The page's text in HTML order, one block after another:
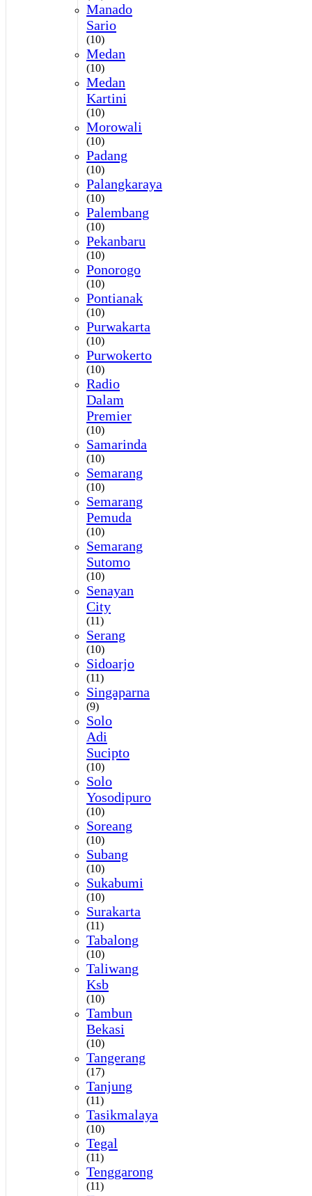
Manado
Sario
(10)
Medan
(10)
Medan
Kartini
(10)
Morowali
(10)
Padang
(10)
Palangkaraya
(10)
Palembang
(10)
Pekanbaru
(10)
Ponorogo
(10)
Pontianak
(10)
Purwakarta
(10)
Purwokerto
(10)
Radio
Dalam
Premier
(10)
Samarinda
(10)
Semarang
(10)
Semarang
Pemuda
(10)
Semarang
Sutomo
(10)
Senayan
City
(11)
Serang
(10)
Sidoarjo
(11)
Singaparna
(9)
Solo
Adi
Sucipto
(10)
Solo
Yosodipuro
(10)
Soreang
(10)
Subang
(10)
Sukabumi
(10)
Surakarta
(11)
Tabalong
(10)
Taliwang
Ksb
(10)
Tambun
Bekasi
(10)
Tangerang
(17)
Tanjung
(11)
Tasikmalaya
(10)
Tegal
(11)
Tenggarong
(11)